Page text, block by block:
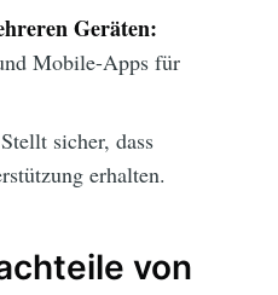
Geräten:
Mobile-Apps für
Stellt sicher, dass
erhalten.
von